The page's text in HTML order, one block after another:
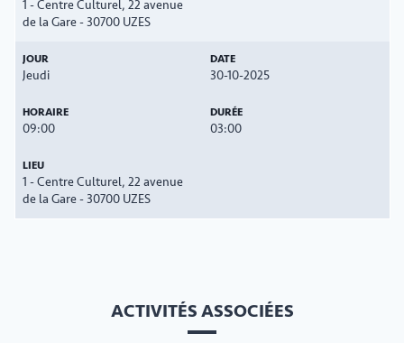
1 - Centre Culturel, 22 avenue
de la Gare - 30700 UZES
Jeudi 30-10-2025
09:00 03:00
1 - Centre Culturel, 22 avenue
de la Gare - 30700 UZES
ACTIVITÉS ASSOCIÉES